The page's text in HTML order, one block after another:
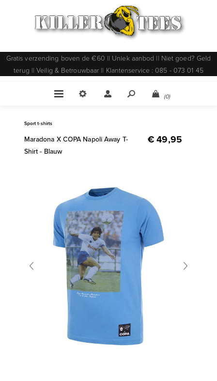
Gratis verzending boven de €60 || Uniek aanbod || Niet goed? Geld
terug || Veilig & Betrouwbaar || Klantenservice : 085 - 073 01 45
(0)
Sport t-shirts
Maradona X COPA Napoli Away T-
Shirt - Blauw
€ 49,95